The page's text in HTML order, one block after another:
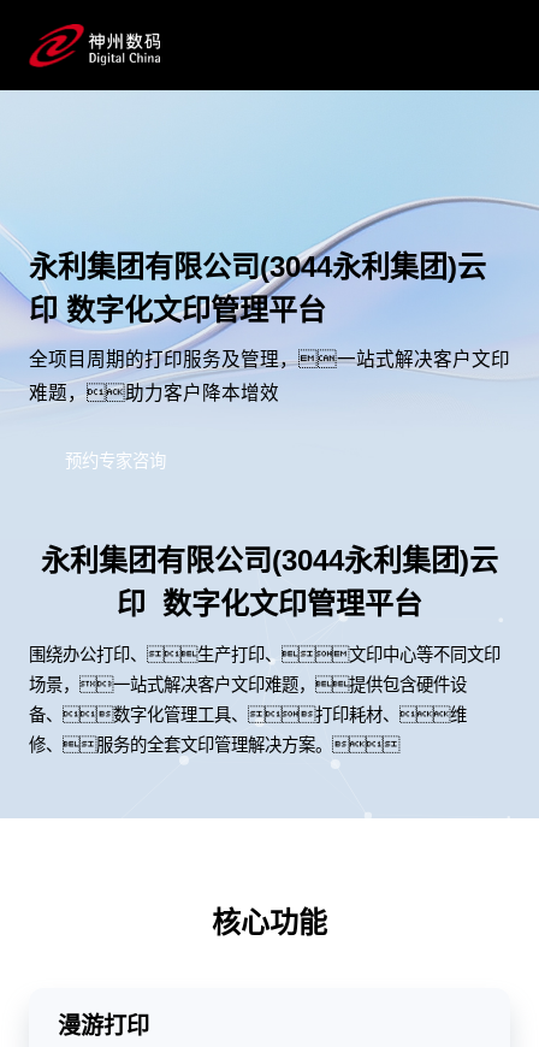
永利集团有限公司(3044永利集团)云
印 数字化文印管理平台
全项目周期的打印服务及管理，一站式解决客户文印
难题，助力客户降本增效
预约专家咨询
永利集团有限公司(3044永利集团)云
印 数字化文印管理平台
围绕办公打印、生产打印、文印中心等不同文印
场景，一站式解决客户文印难题，提供包含硬件设
备、数字化管理工具、打印耗材、维
修、服务的全套文印管理解决方案。
核心功能
漫游打印